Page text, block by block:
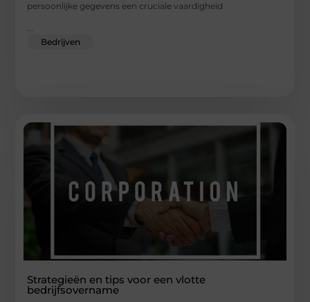
persoonlijke gegevens een cruciale vaardigheid
...
Bedrijven
Strategieën en tips voor een vlotte
bedrijfsovername